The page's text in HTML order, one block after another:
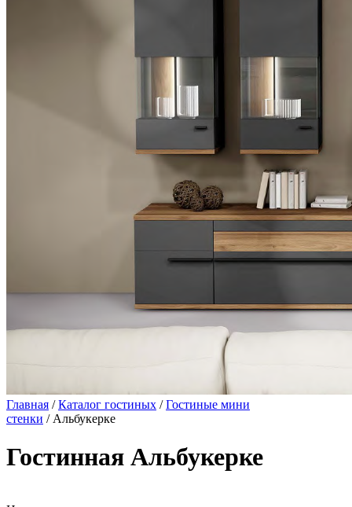
Главная /Каталог гостиных /Гостиные мини
стенки / Альбукерке
Гостинная Альбукерке